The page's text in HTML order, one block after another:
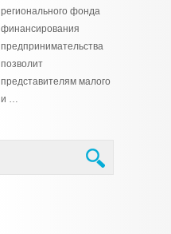
регионального фонда
финансирования
предпринимательства
позволит
представителям малого
и …